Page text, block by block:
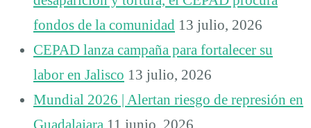
fondos de la comunidad 13 julio, 2026
CEPAD lanza campaña para fortalecer su
labor en Jalisco 13 julio, 2026
Mundial 2026 | Alertan riesgo de represión en